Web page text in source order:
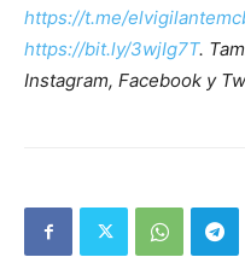
https://t.me/
https://bit.ly/3wjIg7T.
Instagram, Facebook y